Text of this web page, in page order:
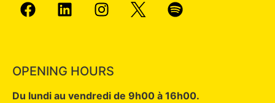
OPENING HOURS
Du lundi au vendredi de 9h00 à 16h00.